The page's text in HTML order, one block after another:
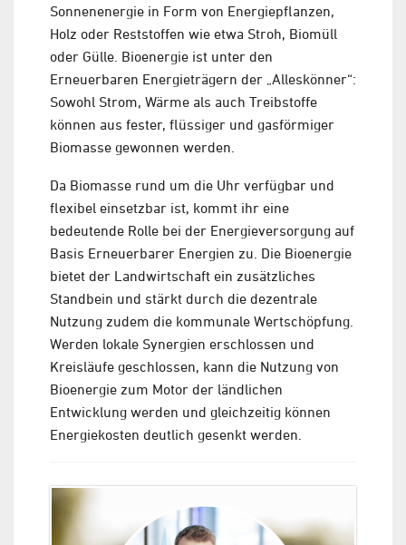
Sonnenenergie in Form von Energiepflanzen,
Holz oder Reststoffen wie etwa Stroh, Biomüll
oder Gülle. Bioenergie ist unter den
Erneuerbaren Energieträgern der „Alleskönner“:
Sowohl Strom, Wärme als auch Treibstoffe
können aus fester, flüssiger und gasförmiger
Biomasse gewonnen werden.
Da Biomasse rund um die Uhr verfügbar und
flexibel einsetzbar ist, kommt ihr eine
bedeutende Rolle bei der Energieversorgung auf
Basis Erneuerbarer Energien zu. Die Bioenergie
bietet der Landwirtschaft ein zusätzliches
Standbein und stärkt durch die dezentrale
Nutzung zudem die kommunale Wertschöpfung.
Werden lokale Synergien erschlossen und
Kreisläufe geschlossen, kann die Nutzung von
Bioenergie zum Motor der ländlichen
Entwicklung werden und gleichzeitig können
Energiekosten deutlich gesenkt werden.